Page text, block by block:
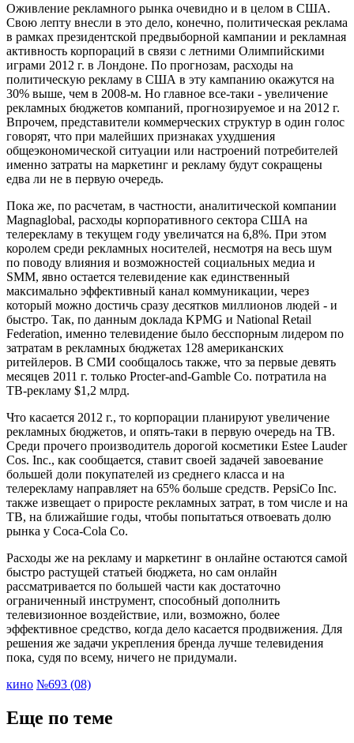
Оживление рекламного рынка очевидно и в целом в США.
Свою лепту внесли в это дело, конечно, политическая реклама
в рамках президентской предвыборной кампании и рекламная
активность корпораций в связи с летними Олимпийскими
играми 2012 г. в Лондоне. По прогнозам, расходы на
политическую рекламу в США в эту кампанию окажутся на
30% выше, чем в 2008-м. Но главное все-таки - увеличение
рекламных бюджетов компаний, прогнозируемое и на 2012 г.
Впрочем, представители коммерческих структур в один голос
говорят, что при малейших признаках ухудшения
общеэкономической ситуации или настроений потребителей
именно затраты на маркетинг и рекламу будут сокращены
едва ли не в первую очередь.
Пока же, по расчетам, в частности, аналитической компании
Magnaglobal, расходы корпоративного сектора США на
телерекламу в текущем году увеличатся на 6,8%. При этом
королем среди рекламных носителей, несмотря на весь шум
по поводу влияния и возможностей социальных медиа и
SMM, явно остается телевидение как единственный
максимально эффективный канал коммуникации, через
который можно достичь сразу десятков миллионов людей - и
быстро. Так, по данным доклада KPMG и National Retail
Federation, именно телевидение было бесспорным лидером по
затратам в рекламных бюджетах 128 американских
ритейлеров. В СМИ сообщалось также, что за первые девять
месяцев 2011 г. только Procter-and-Gamble Co. потратила на
ТВ-рекламу $1,2 млрд.
Что касается 2012 г., то корпорации планируют увеличение
рекламных бюджетов, и опять-таки в первую очередь на ТВ.
Среди прочего производитель дорогой косметики Estee Lauder
Cos. Inc., как сообщается, ставит своей задачей завоевание
большей доли покупателей из среднего класса и на
телерекламу направляет на 65% больше средств. PepsiCo Inc.
также извещает о приросте рекламных затрат, в том числе и на
ТВ, на ближайшие годы, чтобы попытаться отвоевать долю
рынка у Coca-Cola Co.
Расходы же на рекламу и маркетинг в онлайне остаются самой
быстро растущей статьей бюджета, но сам онлайн
рассматривается по большей части как достаточно
ограниченный инструмент, способный дополнить
телевизионное воздействие, или, возможно, более
эффективное средство, когда дело касается продвижения. Для
решения же задачи укрепления бренда лучше телевидения
пока, судя по всему, ничего не придумали.
кино №693 (08)
Еще по теме